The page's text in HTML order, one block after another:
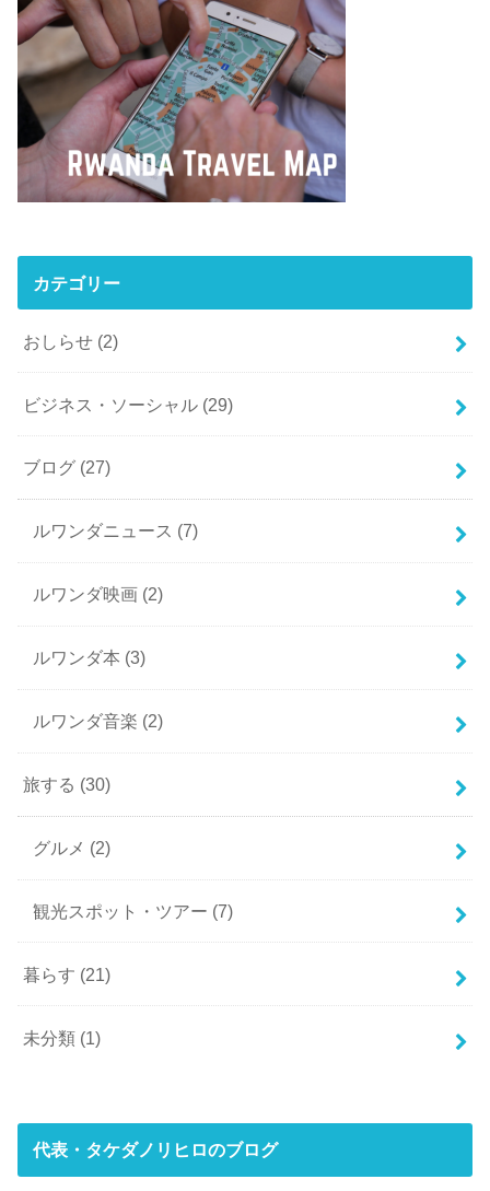
カテゴリー
おしらせ (2)
ビジネス・ソーシャル (29)
ブログ (27)
ルワンダニュース (7)
ルワンダ映画 (2)
ルワンダ本 (3)
ルワンダ音楽 (2)
旅する (30)
グルメ (2)
観光スポット・ツアー (7)
暮らす (21)
未分類 (1)
代表・タケダノリヒロのブログ